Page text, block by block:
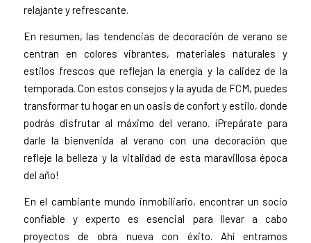
relajante y refrescante.
En resumen, las tendencias de decoración de verano se
centran en colores vibrantes, materiales naturales y
estilos frescos que reflejan la energía y la calidez de la
temporada. Con estos consejos y la ayuda de FCM, puedes
transformar tu hogar en un oasis de confort y estilo, donde
podrás disfrutar al máximo del verano. ¡Prepárate para
darle la bienvenida al verano con una decoración que
refleje la belleza y la vitalidad de esta maravillosa época
del año!
En el cambiante mundo inmobiliario, encontrar un socio
confiable y experto es esencial para llevar a cabo
proyectos de obra nueva con éxito. Ahí entramos